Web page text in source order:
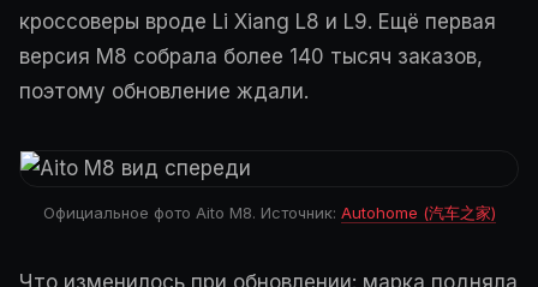
кроссоверы вроде Li Xiang L8 и L9. Ещё первая
версия M8 собрала более 140 тысяч заказов,
поэтому обновление ждали.
Официальное фото Aito M8. Источник: Autohome (汽车之家)
Что изменилось при обновлении: марка подняла